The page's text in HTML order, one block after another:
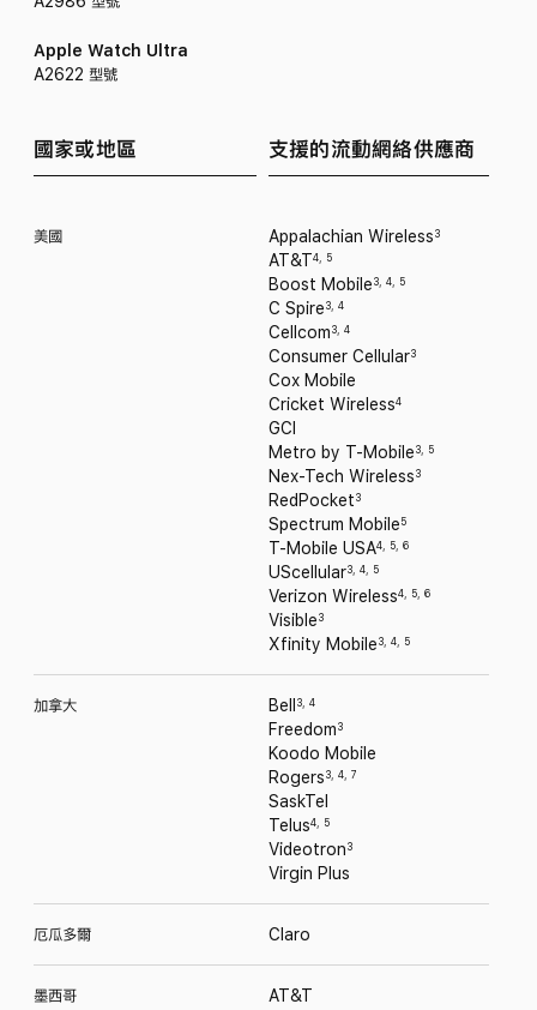
Apple Watch Ultra
A2622 型號
國家或地區 支援的流動網絡供應商
美國 Appalachian Wireless 3
AT&T4 5
Boost Mobile 3 4 5
C Spire 3 4
Cellcom 3 4
Consumer Cellular3
Cox Mobile
Cricket Wireless4
GCI
Metro by T-Mobile 3 5
Nex-Tech Wireless 3
RedPocket 3
Spectrum Mobile 5
T-Mobile USA4 5 6
UScellular3 4 5
Verizon Wireless4 5 6
Visible 3
Xfinity Mobile 3 4 5
加拿大 Bell 3 4
Freedom 3
Koodo Mobile
Rogers 3 4 7
SaskTel
Telus4 5
Videotron 3
Virgin Plus
厄瓜多爾 Claro
墨西哥
AT&T